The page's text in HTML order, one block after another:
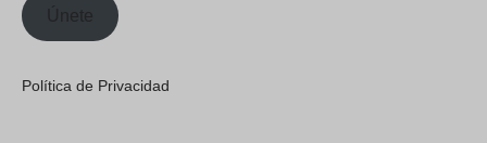
Únete
Política de Privacidad